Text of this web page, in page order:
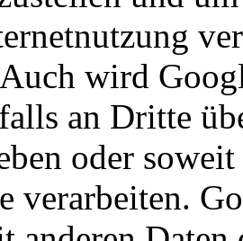
wird
an Dritte
oder
verarbeiten.